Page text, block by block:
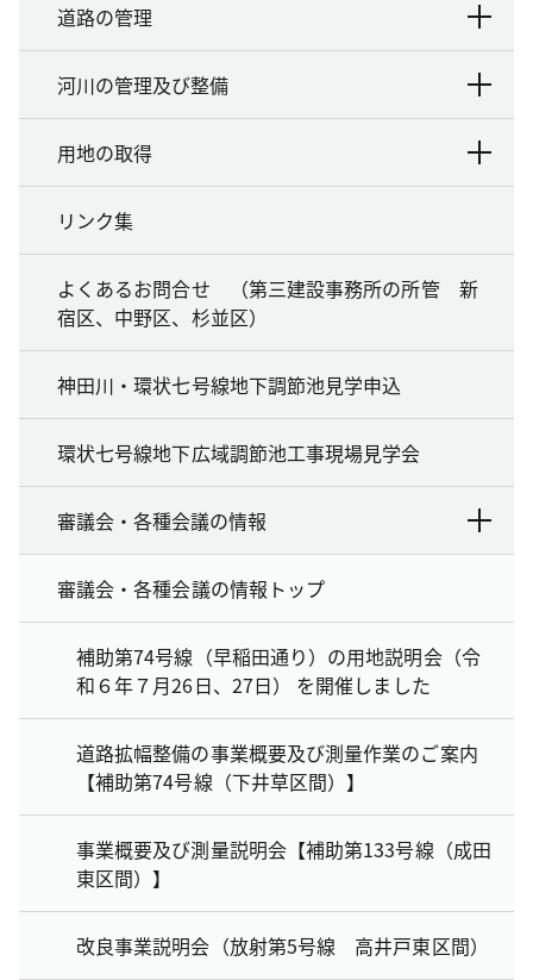
道路の管理
河川の管理及び整備
用地の取得
リンク集
よくあるお問合せ （第三建設事務所の所管 新
宿区、中野区、杉並区）
神田川・環状七号線地下調節池見学申込
環状七号線地下広域調節池工事現場見学会
審議会・各種会議の情報
審議会・各種会議の情報トップ
補助第74号線（早稲田通り）の用地説明会（令
和６年７月26日、27日） を開催しました
道路拡幅整備の事業概要及び測量作業のご案内
【補助第74号線（下井草区間）】
事業概要及び測量説明会【補助第133号線（成田
東区間）】
改良事業説明会（放射第5号線 高井戸東区間）